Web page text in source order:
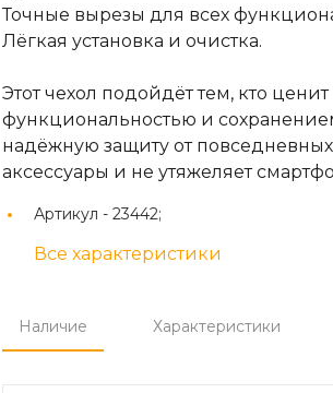
Точные вырезы для всех
Лёгкая установка и очистка.
Этот чехол подойдёт тем, кто
функциональностью и
надёжную защиту от
аксессуары и не утяжеляет
Артикул - 23442;
Все характеристики
Наличие Характеристики